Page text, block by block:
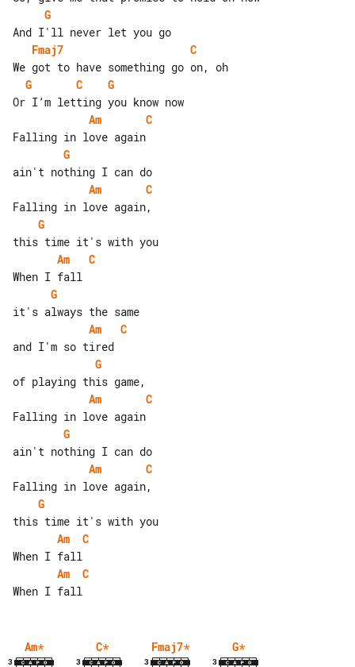
G
Fmaj7
C
G
C
G
Am
C
G
Am
C
G
Am
C
G
Am
C
G
Am
C
G
Am
C
G
Am
C
Am
C
Am*
3
C*
3
Fmaj7*
3
G*
3